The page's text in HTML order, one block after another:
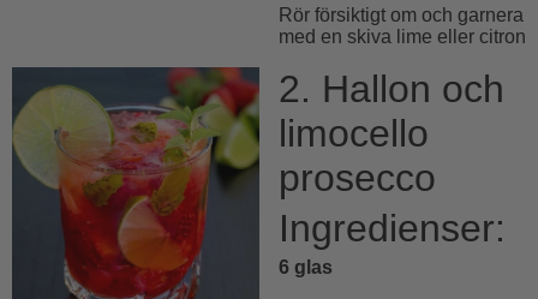
Rör försiktigt om och garnera
med en skiva lime eller citron
2. Hallon och
limocello
prosecco
Ingredienser:
6 glas